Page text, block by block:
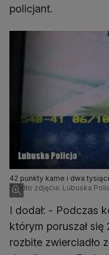
policjant.
42 punkty karne i dwa
Źródło zdjęcia: Lubuska
I dodał: - Podczas
którym poruszał
rozbite zwierciadło